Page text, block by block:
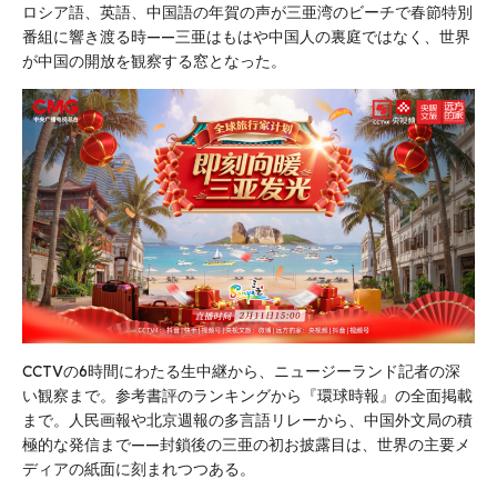
ロシア語、英語、中国語の年賀の声が三亜湾のビーチで春節特別
番組に響き渡る時——三亜はもはや中国人の裏庭ではなく、世界
が中国の開放を観察する窓となった。
CCTVの6時間にわたる生中継から、ニュージーランド記者の深
い観察まで。参考書評のランキングから『環球時報』の全面掲載
まで。人民画報や北京週報の多言語リレーから、中国外文局の積
極的な発信まで——封鎖後の三亜の初お披露目は、世界の主要メ
ディアの紙面に刻まれつつある。